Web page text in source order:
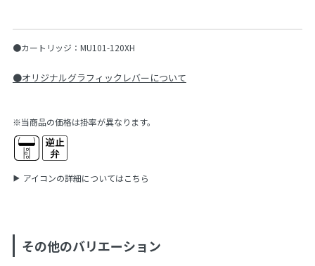
●カートリッジ：MU101-120XH
●オリジナルグラフィックレバーについて
※当商品の価格は掛率が異なります。
アイコンの詳細についてはこちら
その他のバリエーション